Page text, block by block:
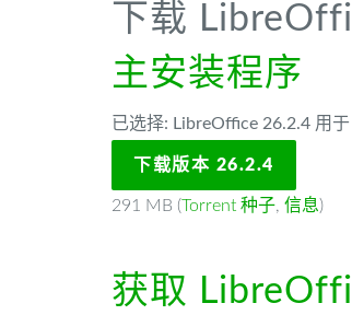
下载
主安装程序
已选择: LibreOffice 26.2.4 用
下载版本 26.2.4
291 MB (Torrent 种子, 信息)
获取